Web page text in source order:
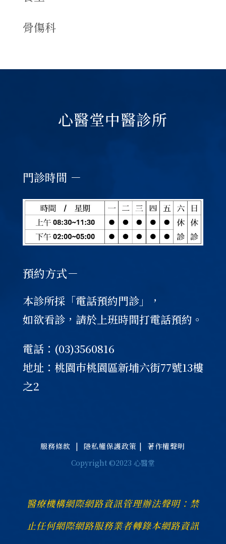
骨傷科
心醫堂中醫診所
門診時間 －
預約方式－
本診所採「電話預約門診」，
如欲看診，請於上班時間打電話預約。
電話：(03)3560816
地址：桃園巿桃園區新埔六街77號13樓
之2
服務條款 |隱私權保護政策 | 著作權聲明
Copyright ©2023 心醫堂
醫療機構網際網路資訊管理辦法聲明：禁
止任何網際網路服務業者轉錄本網路資訊